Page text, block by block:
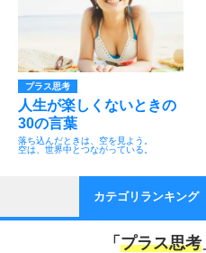
プラス思考
人生が楽しくないときの
30の言葉
落ち込んだときは、空を見よう。
空は、世界中とつながっている。
カテゴリランキング
「 プラス思考